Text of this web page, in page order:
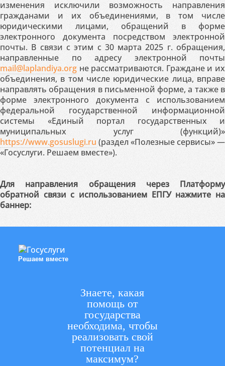
изменения исключили возможность направления
гражданами и их объединениями, в том числе
юридическими лицами, обращений в форме
электронного документа посредством электронной
почты. В связи с этим с 30 марта 2025 г. обращения,
направленные по адресу электронной почты
mail@laplandiya.org не рассматриваются. Граждане и их
объединения, в том числе юридические лица, вправе
направлять обращения в письменной форме, а также в
форме электронного документа с использованием
федеральной государственной информационной
системы «Единый портал государственных и
муниципальных услуг (функций)»
https://www.gosuslugi.ru (раздел «Полезные сервисы» —
«Госуслуги. Решаем вместе»).
Для направления обращения через Платформу
обратной связи с использованием ЕПГУ нажмите на
баннер:
Решаем вместе
Знаете, какая
помощь от
государства
необходима, чтобы
реализовать свой
потенциал на
максимум?